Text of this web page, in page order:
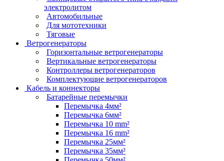
электролитом
Автомобильные
Для мототехники
Тяговые
Ветрогенераторы
Горизонтальные ветрогенераторы
Вертикальные ветрогенераторы
Контроллеры ветрогенераторов
Комплектующие ветрогенераторов
Кабель и коннекторы
Батарейные перемычки
Перемычка 4мм²
Перемычка 6мм²
Перемычка 10 mm²
Перемычка 16 mm²
Перемычка 25мм²
Перемычка 35мм²